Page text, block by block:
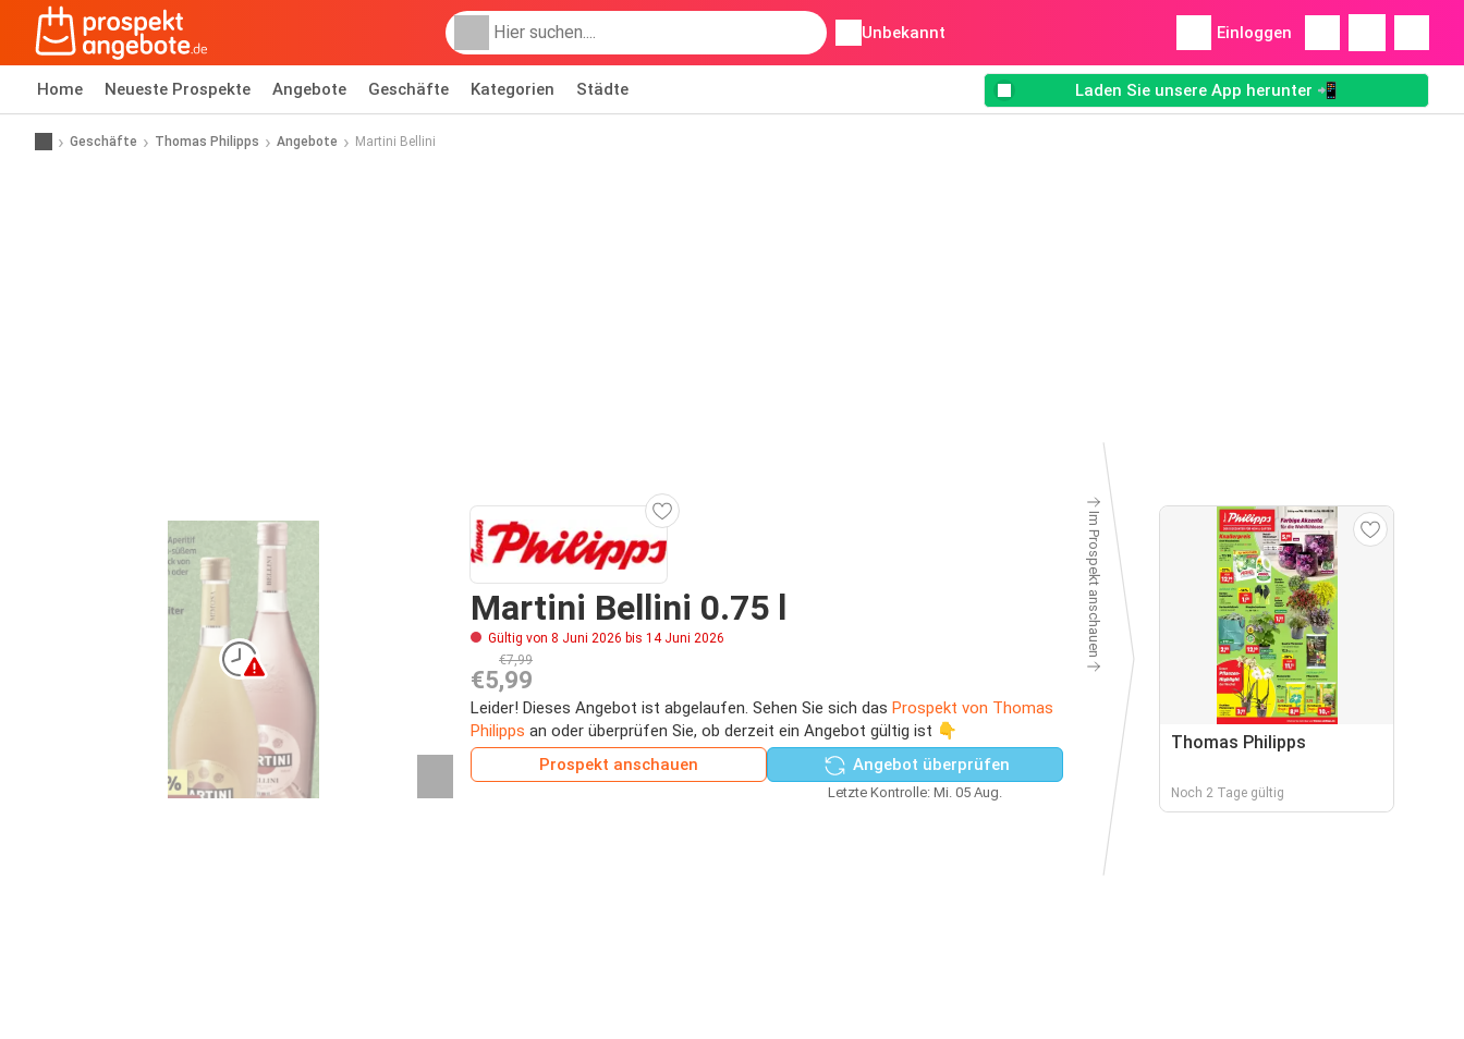
Unbekannt Einloggen
Home Neueste Prospekte Angebote Geschäfte Kategorien Städte Laden Sie unsere App herunter 📲
Geschäfte Thomas Philipps Angebote Martini Bellini
Martini Bellini 0.75 l
Gültig von 8 Juni 2026 bis 14 Juni 2026
€7,99
€5,99
Leider! Dieses Angebot ist abgelaufen. Sehen Sie sich das Prospekt von Thomas
Philipps an oder überprüfen Sie, ob derzeit ein Angebot gültig ist 👇
Prospekt anschauen
Angebot überprüfen
Letzte Kontrolle: Mi. 05 Aug.
Im Prospekt anschauen
Thomas Philipps
Noch 2 Tage gültig